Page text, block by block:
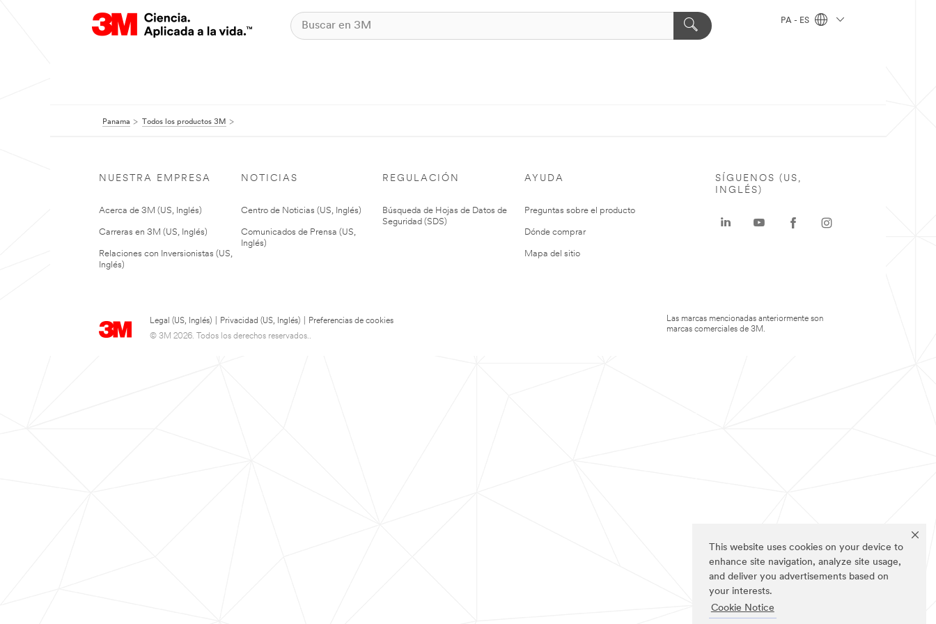
This website uses cookies on your device to
enhance site navigation, analyze site usage,
and deliver you advertisements based on
your interests.
Cookie Notice
PA - ES
Panama Todos los productos 3M
NUESTRA EMPRESA
Acerca de 3M (US, Inglés)
Carreras en 3M (US, Inglés)
Relaciones con Inversionistas (US,
Inglés)
NOTICIAS
Centro de Noticias (US, Inglés)
Comunicados de Prensa (US,
Inglés)
REGULACIÓN
Búsqueda de Hojas de Datos de
Seguridad (SDS)
AYUDA
Preguntas sobre el producto
Dónde comprar
Mapa del sitio
Legal (US, Inglés) Privacidad (US, Inglés)
Preferencias de cookies
© 3M 2026. Todos los derechos reservados..
SÍGUENOS (US,
INGLÉS)
Las marcas mencionadas anteriormente son
marcas comerciales de 3M.